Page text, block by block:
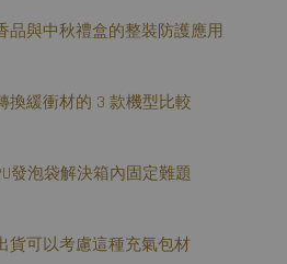
品與中秋禮盒的整裝防護應用
換緩衝材的 3 款機型比較
發泡袋解決箱內固定難題
貨可以考慮這種充氣包材